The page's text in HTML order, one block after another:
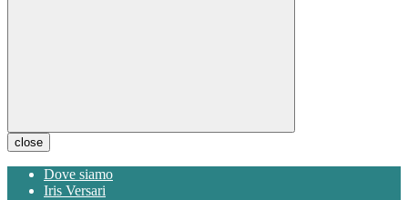
close
Dove siamo
Iris Versari